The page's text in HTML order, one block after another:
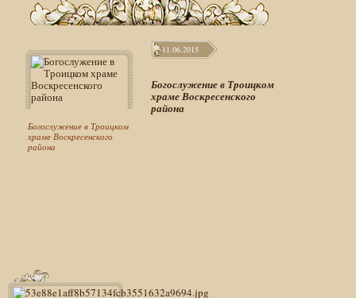
Богослужение в Троицком
храме Воскресенского
района
11.06.2015
Богослужение в Троицком
храме Воскресенского
района